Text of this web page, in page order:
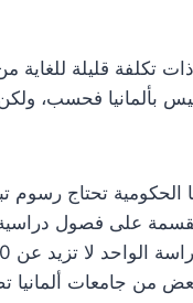
تكلفة قليلة للغاية
بألمانيا فحسب،
على فصول
تزيد عن 300 دولارا أو حوالي 260 يورو.
من جامعات ألمانيا